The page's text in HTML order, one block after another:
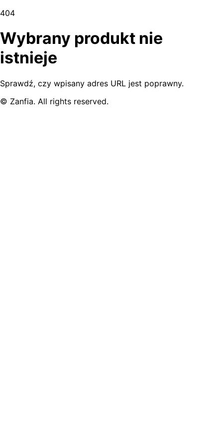
404
Wybrany produkt nie
istnieje
Sprawdź, czy wpisany adres URL jest poprawny.
© Zanfia. All rights reserved.